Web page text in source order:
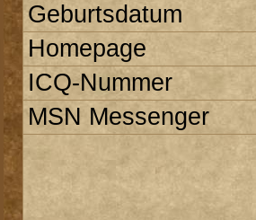
Geburtsdatum
Homepage
ICQ-Nummer
MSN Messenger